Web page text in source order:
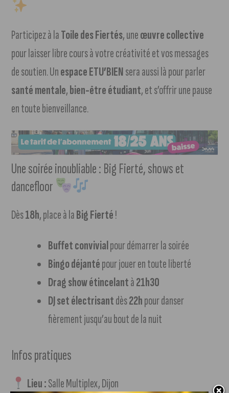
Participez à laToile des Fiertés, uneœuvre collective
pour laisser libre cours à votre créativité et vos messages
de soutien. Unespace ETU’BIENsera aussi là pour parler
santé mentale,bien-être étudiant, et s’offrir une pause
en toute bienveillance.
Une soirée inoubliable : Big Fierté, shows et
dancefloor
Dès18h, place à laBig Fierté!
Buffet convivialpour démarrer la soirée
Bingo déjantépour jouer en toute liberté
Drag show étincelantà21h30
DJ set électrisantdès22hpour danser
fièrement jusqu’au bout de la nuit
Infos pratiques
Lieu :Salle Multiplex, Dijon